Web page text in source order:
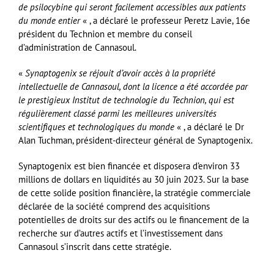
de psilocybine qui seront facilement accessibles aux patients
du monde entier« , a déclaré le professeur Peretz Lavie, 16e
président du Technion et membre du conseil
d’administration de Cannasoul.
« Synaptogenix se réjouit d’avoir accès à la propriété
intellectuelle de Cannasoul, dont la licence a été accordée par
le prestigieux Institut de technologie du Technion, qui est
régulièrement classé parmi les meilleures universités
scientifiques et technologiques du monde « , a déclaré le Dr
Alan Tuchman, président-directeur général de Synaptogenix.
Synaptogenix est bien financée et disposera d’environ 33
millions de dollars en liquidités au 30 juin 2023. Sur la base
de cette solide position financière, la stratégie commerciale
déclarée de la société comprend des acquisitions
potentielles de droits sur des actifs ou le financement de la
recherche sur d’autres actifs et l’investissement dans
Cannasoul s’inscrit dans cette stratégie.